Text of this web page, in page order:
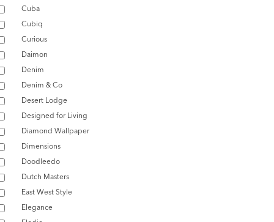
Cuba
Cubiq
Curious
Daimon
Denim
Denim & Co
Desert Lodge
Designed for Living
Diamond Wallpaper
Dimensions
Doodleedo
Dutch Masters
East West Style
Elegance